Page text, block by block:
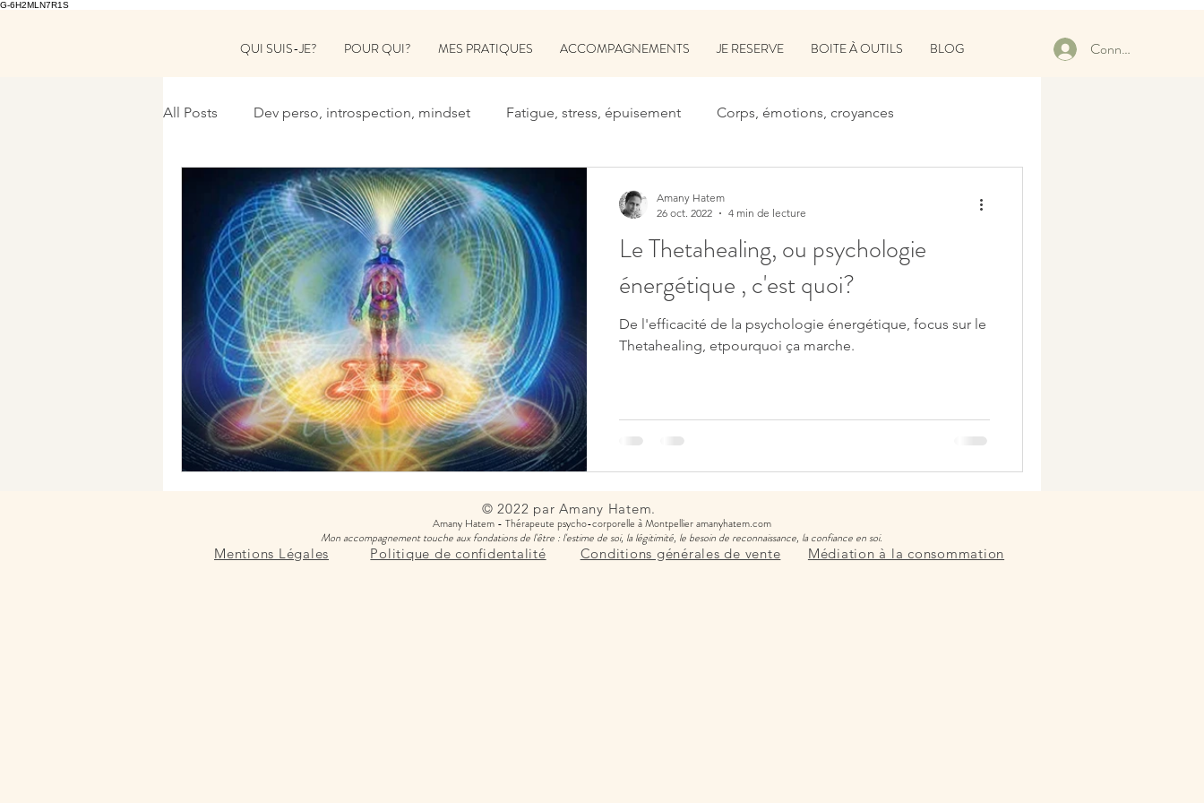
G-6H2MLN7R1S
QUI SUIS-JE? POUR QUI? MES PRATIQUES ACCOMPAGNEMENTS JE RESERVE BOITE À OUTILS BLOG Connexion
All Posts Dev perso, introspection, mindset Fatigue, stress, épuisement Corps, émotions, croyances
Le Thetahealing, ou psychologie
énergétique , c'est quoi?
De l'efficacité de la psychologie énergétique, focus sur le
Thetahealing, etpourquoi ça marche.
Amany Hatem
26 oct. 2022
4 min de lecture
© 2022 par Amany Hatem.
Amany Hatem - Thérapeute psycho-corporelle à Montpellier amanyhatem.com
Mon accompagnement touche aux fondations de l'être : l'estime de soi, la légitimité, le besoin de reconnaissance, la confiance en soi.
Mentions Légales Politique de confidentalité Conditions générales de vente Médiation à la consommation